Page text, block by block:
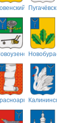
Пугачёвский
Новобурасский
Калининский